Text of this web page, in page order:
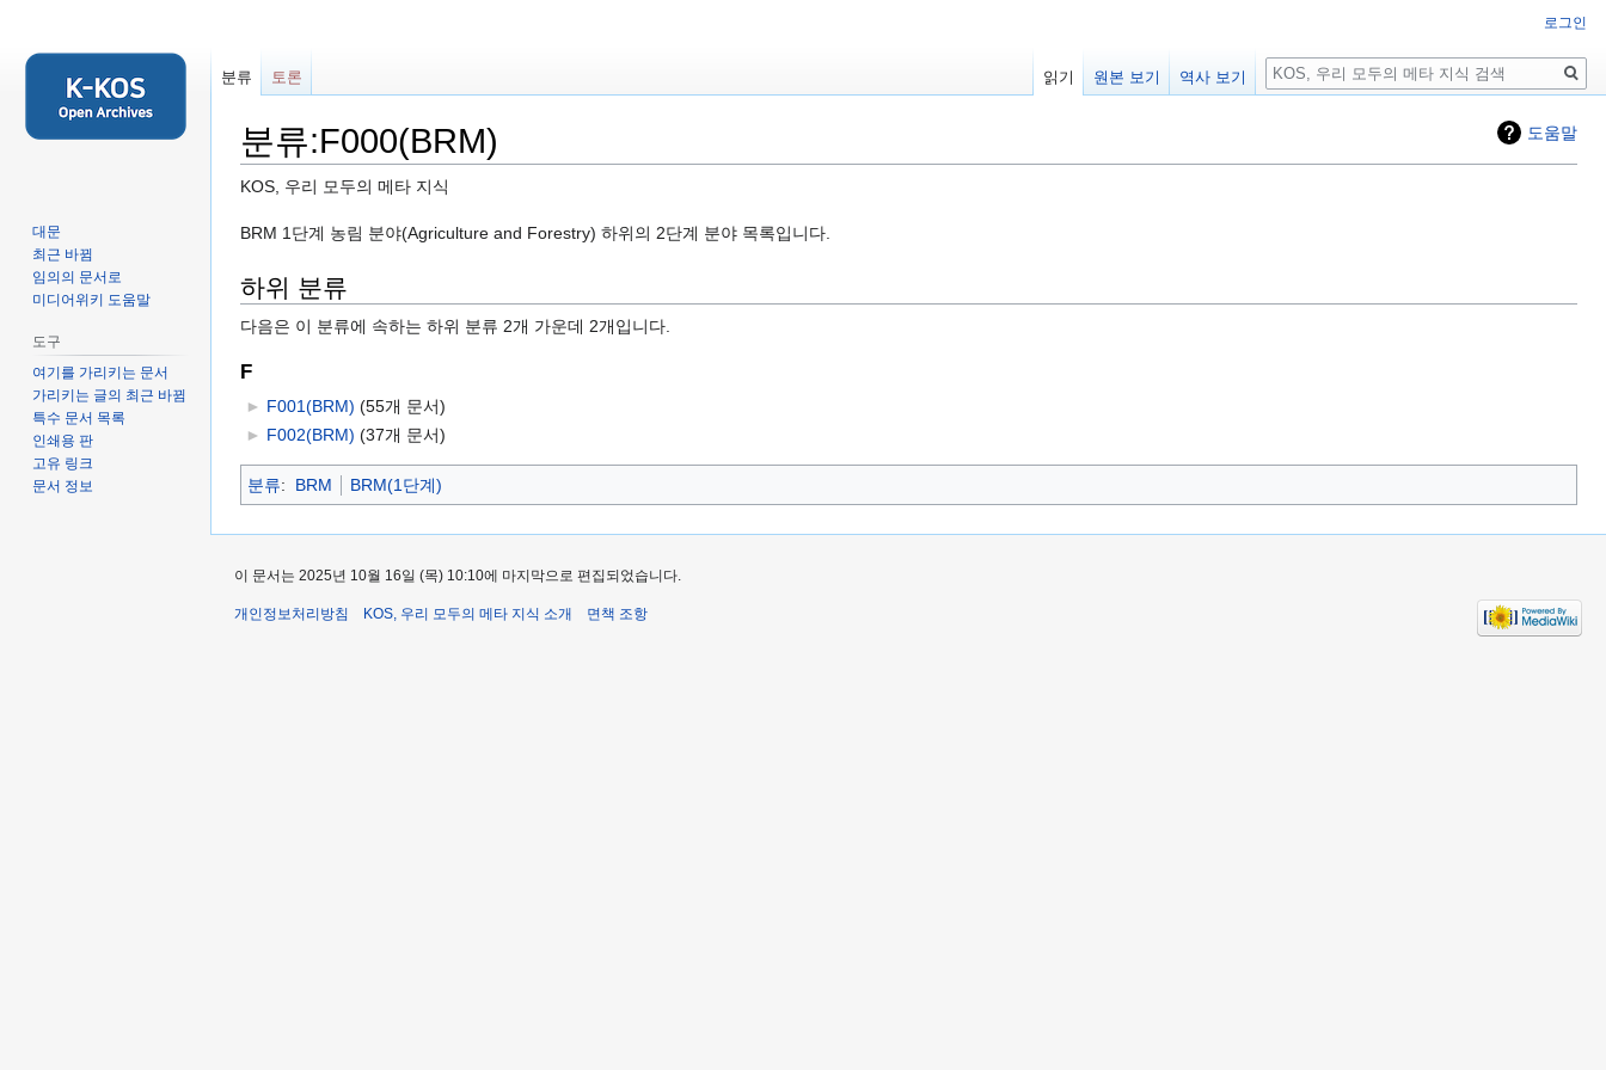
도움말
분류:F000(BRM)
KOS, 우리 모두의 메타 지식
둘
보
기
로
가
검
하
러
가
기
BRM 1단계 농림 분야(Agriculture and Forestry) 하위의 2단계 분야 목록입니다.
하위 분류
다음은 이 분류에 속하는 하위 분류 2개 가운데 2개입니다.
F
► F001(BRM) (55개 문서)
► F002(BRM) (37개 문서)
분류: BRM BRM(1단계)
로그인
분류 토론 읽기 원본 보기 역사 보기
검
색
대문
최근 바뀜
임의의 문서로
미디어위키 도움말
도구
여기를 가리키는 문서
가리키는 글의 최근 바뀜
특수 문서 목록
인쇄용 판
고유 링크
문서 정보
이 문서는 2025년 10월 16일 (목) 10:10에 마지막으로 편집되었습니다.
개인정보처리방침 KOS, 우리 모두의 메타 지식 소개 면책 조항